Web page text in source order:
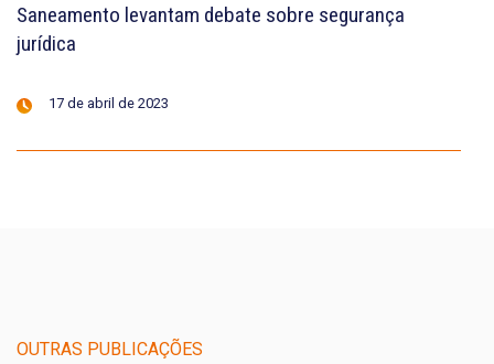
Saneamento levantam debate sobre segurança
jurídica
17 de abril de 2023
OUTRAS PUBLICAÇÕES